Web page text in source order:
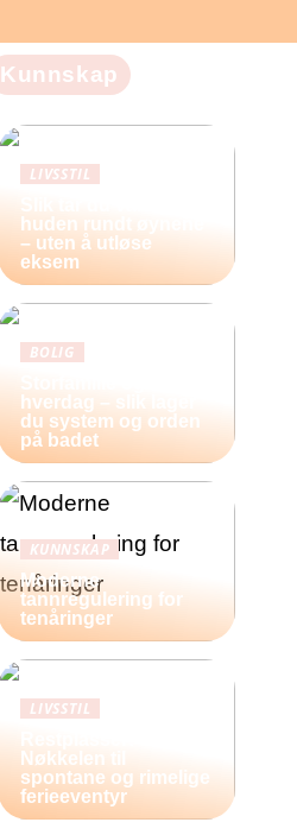
Kunnskap
LIVSSTIL
huden rundt øynene
– uten å utløse
eksem
BOLIG
hverdag – slik lager
du system og orden
på badet
KUNNSKAP
Moderne
tannregulering for
tenåringer
LIVSSTIL
Nøkkelen til
spontane og rimelige
ferieeventyr